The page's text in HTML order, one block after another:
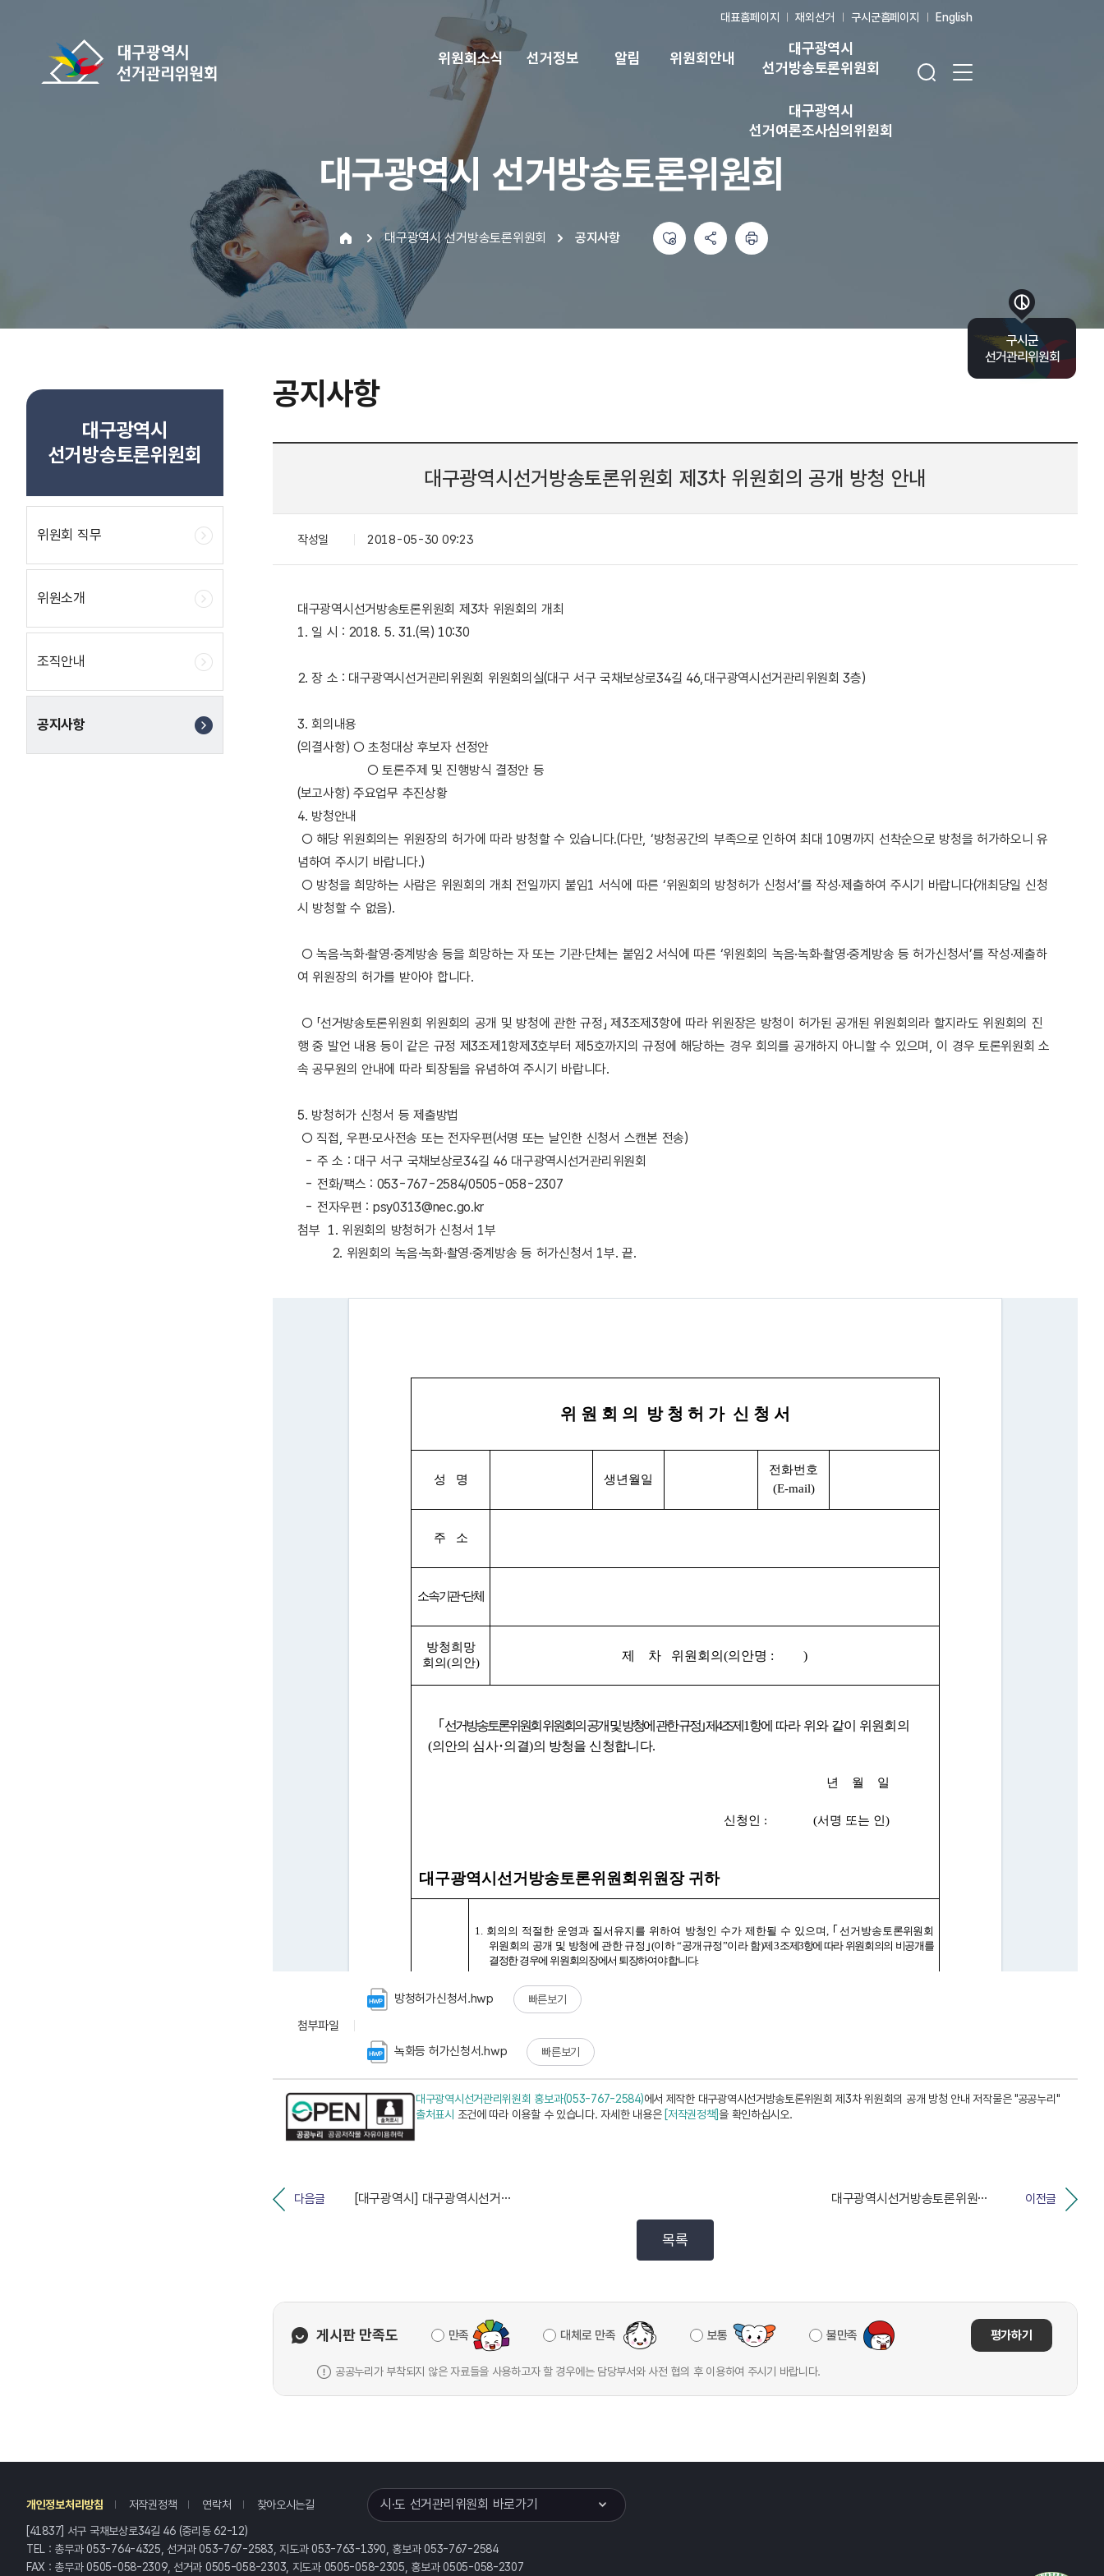
대표홈페이지 재외선거 구시군홈페이지 English
위원회소식 선거정보 알림 위원회안내
대구광역시
선거방송토론위원회
대구광역시
선거여론조사심의위원회
대구광역시 선거방송토론위원회
대구광역시 선거방송토론위원회 공지사항
대구광역시
선거방송토론위원회
위원회 직무
위원소개
조직안내
공지사항
공지사항
대구광역시선거방송토론위원회 제3차 위원회의 공개 방청 안내
작성일 2018-05-30 09:23
대구광역시선거방송토론위원회 제3차 위원회의 개최
1. 일 시 : 2018. 5. 31.(목) 10:30
2. 장 소 : 대구광역시선거관리위원회 위원회의실(대구 서구 국채보상로34길 46,대구광역시선거관리위원회 3층)
3. 회의내용
(의결사항) ○ 초청대상 후보자 선정안
○ 토론주제 및 진행방식 결정안 등
(보고사항) 주요업무 추진상황
4. 방청안내
○ 해당 위원회의는 위원장의 허가에 따라 방청할 수 있습니다.(다만, ‘방청공간의 부족으로 인하여 최대 10명까지 선착순으로 방청을 허가하오니 유
념하여 주시기 바랍니다.)
○ 방청을 희망하는 사람은 위원회의 개최 전일까지 붙임1 서식에 따른 ‘위원회의 방청허가 신청서’를 작성·제출하여 주시기 바랍니다(개최당일 신청
시 방청할 수 없음).
○ 녹음·녹화·촬영·중계방송 등을 희망하는 자 또는 기관·단체는 붙임2 서식에 따른 ‘위원회의 녹음·녹화·촬영·중계방송 등 허가신청서’를 작성·제출하
여 위원장의 허가를 받아야 합니다.
○ 「선거방송토론위원회 위원회의 공개 및 방청에 관한 규정」 제3조제3항에 따라 위원장은 방청이 허가된 공개된 위원회의라 할지라도 위원회의 진
행 중 발언 내용 등이 같은 규정 제3조제1항제3호부터 제5호까지의 규정에 해당하는 경우 회의를 공개하지 아니할 수 있으며, 이 경우 토론위원회 소
속 공무원의 안내에 따라 퇴장됨을 유념하여 주시기 바랍니다.
5. 방청허가 신청서 등 제출방법
○ 직접, 우편·모사전송 또는 전자우편(서명 또는 날인한 신청서 스캔본 전송)
- 주 소 : 대구 서구 국채보상로34길 46 대구광역시선거관리위원회
- 전화/팩스 : 053-767-2584/0505-058-2307
- 전자우편 : psy0313@nec.go.kr
첨부 1. 위원회의 방청허가 신청서 1부
2. 위원회의 녹음·녹화·촬영·중계방송 등 허가신청서 1부. 끝.
첨부파일
방청허가신청서.hwp 빠른보기
녹화등 허가신청서.hwp 빠른보기
대구광역시선거관리위원회 홍보과(053-767-2584)에서 제작한 대구광역시선거방송토론위원회 제3차 위원회의 공개 방청 안내 저작물은 "공공누리"
출처표시 조건에 따라 이용할 수 있습니다. 자세한 내용은 [저작권정책]을 확인하십시오.
다음글 [대구광역시] 대구광역시선거방송토론위원회 주관 후보자토... 이전글
대구광역시선거방송토론위원회 제2차 위원회의 공개 방청 ...
목록
게시판 만족도 만족 대체로 만족 보통 불만족 평가하기
공공누리가 부착되지 않은 자료들을 사용하고자 할 경우에는 담당부서와 사전 협의 후 이용하여 주시기 바랍니다.
구시군
선거관리위원회
바로가기 목록 열기
개인정보처리방침 저작권정책 연락처 찾아오시는길 시·도 선거관리위원회 바로가기
[41837] 서구 국채보상로34길 46 (중리동 62-12)
TEL : 총무과 053-764-4325, 선거과 053-767-2583, 지도과 053-763-1390, 홍보과 053-767-2584
FAX : 총무과 0505-058-2309, 선거과 0505-058-2303, 지도과 0505-058-2305, 홍보과 0505-058-2307